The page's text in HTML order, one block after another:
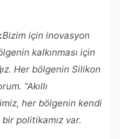
Bizim için inovasyon
kalkınması için
Her bölgenin Silikon
“Akıllı
her bölgenin kendi
politikamız var.